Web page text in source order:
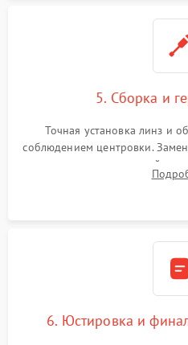
5. Сборка и
Точная установка линз и
соблюдением центровки.
нанесение влагозащитной
и заполнение его
6. Юстировка и